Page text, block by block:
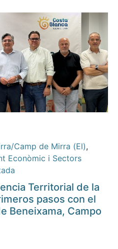
Camp de Mirra (El),
Econòmic i Sectors
Territorial de la
pasos con el
Beneixama, Campo